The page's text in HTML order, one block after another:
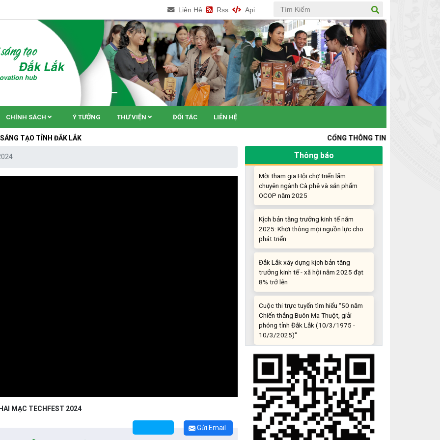
Liên Hệ Rss Api
CHÍNH SÁCH Ý TƯỞNG THƯ VIỆN ĐỐI TÁC LIÊN HỆ
ĐẮK LẮK CỔNG THÔNG TIN KHỞI NGHIỆP ĐỔI MỚI
MẠC TECHFEST 2024
Gửi Email
Thông báo
nghiệp đổi mới sáng tạo
Khi khoa học - công nghệ chưa có sự
đột phá
Chế biến sâu – Nâng cao giá trị nông
sản
“Đi tắt, đón đầu” các công nghệ mới,
công nghệ tương lai
Quảng bá hình ảnh Đắk Lắk đến bạn
bè trong nước và quốc tế
Mời tham gia Hội chợ triển lãm
chuyên ngành Cà phê và sản phẩm
OCOP năm 2025
Kịch bản tăng trưởng kinh tế năm
2025: Khơi thông mọi nguồn lực cho
phát triển
Đắk Lắk xây dựng kịch bản tăng
trưởng kinh tế - xã hội năm 2025 đạt
8% trở lên
Cuộc thi trực tuyến tìm hiểu “50 năm
Chiến thắng Buôn Ma Thuột, giải
phóng tỉnh Đắk Lắk (10/3/1975 -
10/3/2025)"
Những sáng tạo độc đáo từ “cây nhà
lá vườn”
Gam màu sáng trong bức tranh khởi
nghiệp đổi mới sáng tạo
Khi khoa học - công nghệ chưa có sự
đột phá